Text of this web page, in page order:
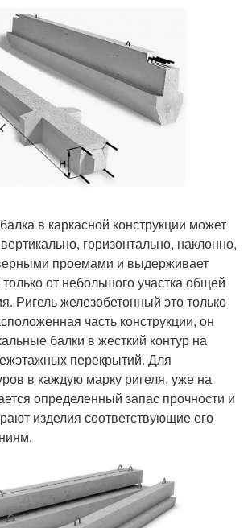
в каркасной конструкции может
горизонтально, наклонно,
проемами и выдерживает
только от небольшого участка общей
Ригель железобетонный это только
часть конструкции, он
балки в жесткий контур на
перекрытий. Для
в каждую марку ригеля, уже на
определенный запас прочности и
изделия соответствующие его